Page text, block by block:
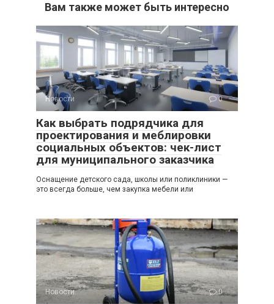
Вам также может быть интересно
Новости 0
Как выбрать подрядчика для
проектирования и меблировки
социальных объектов: чек-лист
для муниципального заказчика
Оснащение детского сада, школы или поликлиники —
это всегда больше, чем закупка мебели или
Новости 0